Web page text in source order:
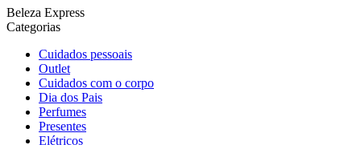
Beleza Express
Categorias
Cuidados pessoais
Outlet
Cuidados com o corpo
Dia dos Pais
Perfumes
Presentes
Elétricos